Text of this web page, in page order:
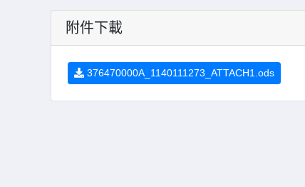
附件下載
376470000A_1140111273_ATTACH1.ods